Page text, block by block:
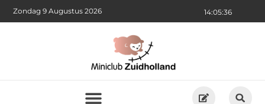
14:05:38
Zondag 9 Augustus 2026